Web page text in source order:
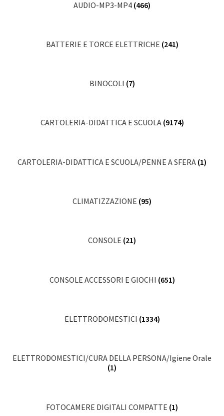
AUDIO-MP3-MP4 (466)
BATTERIE E TORCE ELETTRICHE (241)
BINOCOLI (7)
CARTOLERIA-DIDATTICA E SCUOLA (9174)
CARTOLERIA-DIDATTICA E SCUOLA/PENNE A SFERA (1)
CLIMATIZZAZIONE (95)
CONSOLE (21)
CONSOLE ACCESSORI E GIOCHI (651)
ELETTRODOMESTICI (1334)
ELETTRODOMESTICI/CURA DELLA PERSONA/Igiene Orale
(1)
FOTOCAMERE DIGITALI COMPATTE (1)